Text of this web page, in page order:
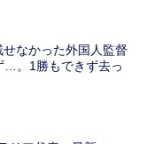
なかった外国人監督
…。1勝もできず去っ